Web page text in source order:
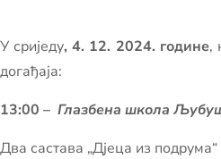
У сриједу, 4. 12. 2024. године,
догађаја:
13:00 – Глазбена школа
Два састава „Дјеца из